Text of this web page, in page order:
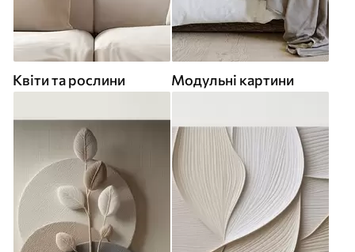
Квіти та рослини Модульні картини